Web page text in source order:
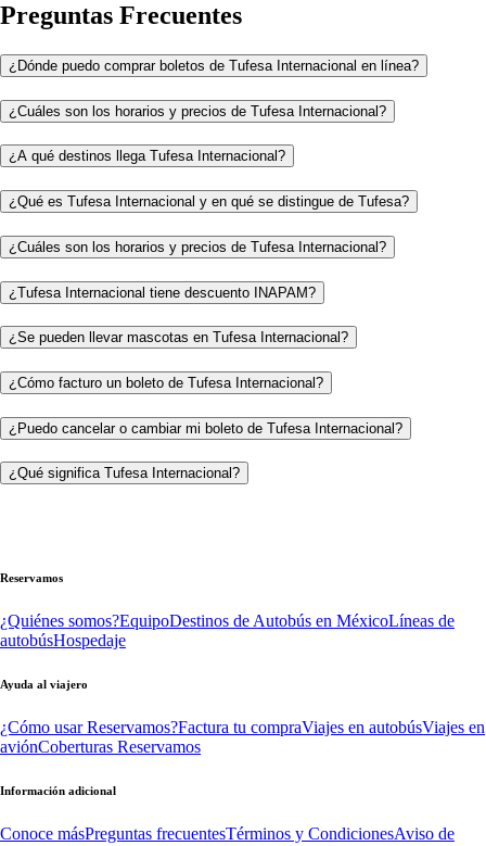
Preguntas Frecuentes
¿Dónde puedo comprar boletos de Tufesa Internacional en línea?
¿Cuáles son los horarios y precios de Tufesa Internacional?
¿A qué destinos llega Tufesa Internacional?
¿Qué es Tufesa Internacional y en qué se distingue de Tufesa?
¿Cuáles son los horarios y precios de Tufesa Internacional?
¿Tufesa Internacional tiene descuento INAPAM?
¿Se pueden llevar mascotas en Tufesa Internacional?
¿Cómo facturo un boleto de Tufesa Internacional?
¿Puedo cancelar o cambiar mi boleto de Tufesa Internacional?
¿Qué significa Tufesa Internacional?
Reservamos
¿Quiénes somos?EquipoDestinos de Autobús en MéxicoLíneas de
autobúsHospedaje
Ayuda al viajero
¿Cómo usar Reservamos?Factura tu compraViajes en autobúsViajes en
aviónCoberturas Reservamos
Información adicional
Conoce másPreguntas frecuentesTérminos y CondicionesAviso de